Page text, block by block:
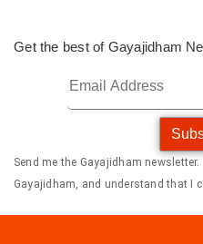
Get the best of Gayajidham
Send me the Gayajidham
Gayajidham, and understand that I